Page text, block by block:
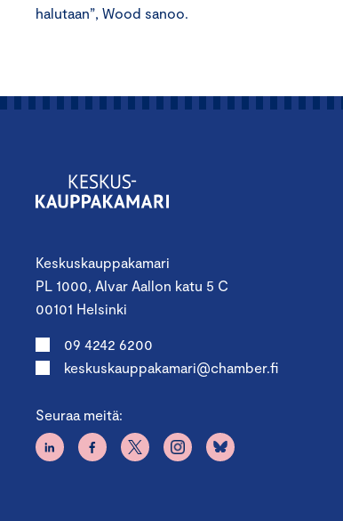
halutaan”, Wood sanoo.
Keskuskauppakamari
PL 1000, Alvar Aallon katu 5 C
00101 Helsinki
09 4242 6200
keskuskauppakamari@chamber.fi
Seuraa meitä: